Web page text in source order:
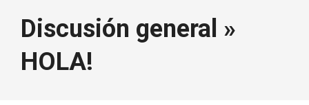
Discusión general »
HOLA!